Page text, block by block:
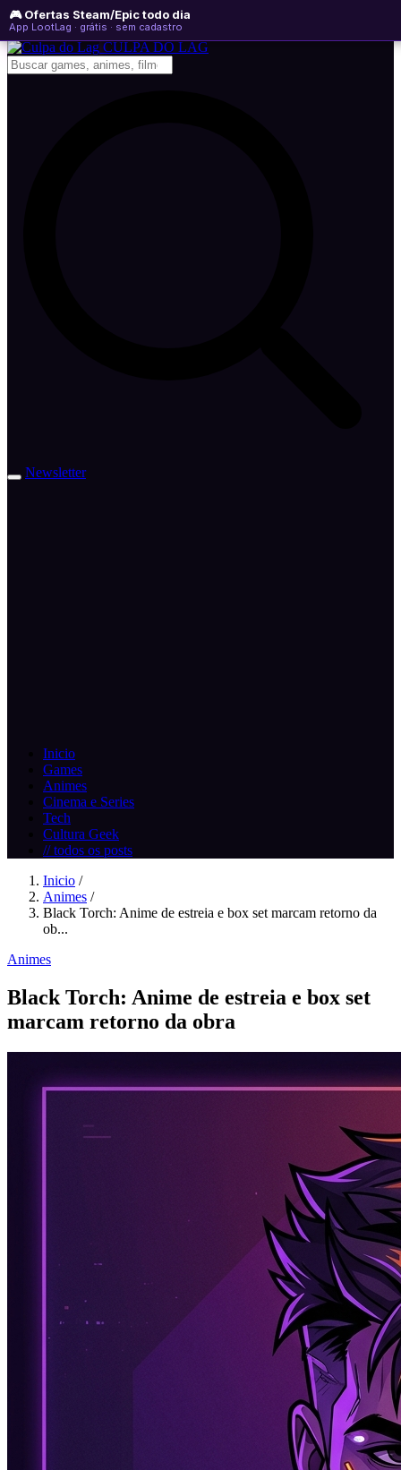
🎮 Ofertas Steam/Epic todo dia
App LootLag · grátis · sem cadastro
sexta-feira, 07 de agosto de 2026
Newsletter
CULPA DO LAG
Newsletter
Inicio
Games
Animes
Cinema e Series
Tech
Cultura Geek
// todos os posts
Inicio /
Animes /
Black Torch: Anime de estreia e box set marcam retorno da
ob...
Animes
Black Torch: Anime de estreia e box set
marcam retorno da obra